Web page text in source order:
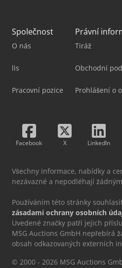
Společnost
O nás
lis
Pracovní pozice
Právní
Tiráž
Obchodní
Prohlášení o
Facebook X LinkedIn
Všechny informace, nabídky a
nezávazné a nepodléhají
Používáním této stránky
zásadami ochrany osobních
Uvedené značky patří jejich
MSG Auctions GmbH nepřebírá
obsah odkazovaných externích
© 2000 - 2026 MSG Auctions